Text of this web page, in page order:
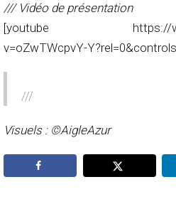
/// Vidéo de présentation
[youtube https://
v=oZwTWcpvY-
///
Visuels : ©AigleAzur